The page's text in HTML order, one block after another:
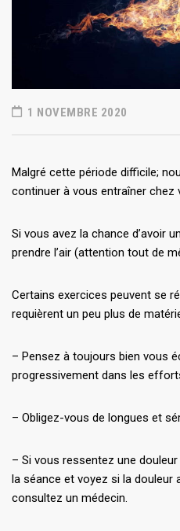
1 NOVEMBRE 2020
Malgré cette période difficile;
continuer à vous entraîner chez
Si vous avez la chance d’avoir
prendre l’air (attention tout de
Certains exercices peuvent se
requièrent un peu plus de
– Pensez à toujours bien vous
progressivement dans les
– Obligez-vous de longues et
– Si vous ressentez une
la séance et voyez si la douleur
consultez un médecin.